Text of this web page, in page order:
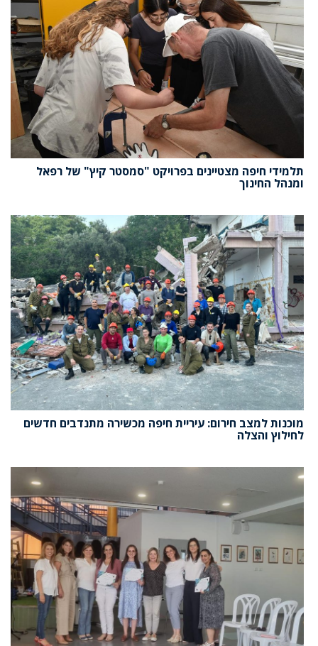
תלמידי חיפה מצטיינים בפרויקט "סמסטר קיץ" של רפאל
ומנהל החינוך
מוכנות למצב חירום: עיריית חיפה מכשירה מתנדבים חדשים
לחילוץ והצלה